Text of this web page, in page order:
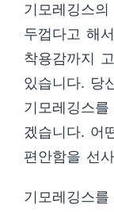
기모레깅스
두껍다고 해
착용감까지
있습니다. 당
기모레깅스
겠습니다. 어
편안함을 선
기모레깅스